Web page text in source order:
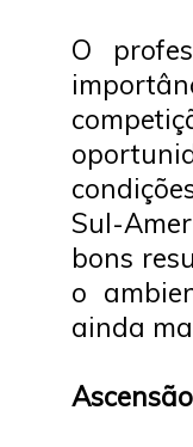
O
Sul-
bons
o
ainda